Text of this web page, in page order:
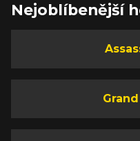
Nejoblíbenější